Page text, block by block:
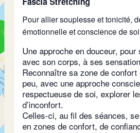
Pour allier souplesse et tonicité,
émotionnelle et conscience de
Une approche en douceur,
avec son corps, à ses
Reconnaître sa zone de confort
peu, avec une approche
respectueuse de soi, explorer
d’inconfort.
Celles-ci, au fil des séances,
en zones de confort, de